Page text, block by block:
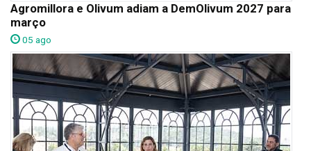
Agromillora e Olivum adiam a DemOlivum 2027 para
março
05 ago